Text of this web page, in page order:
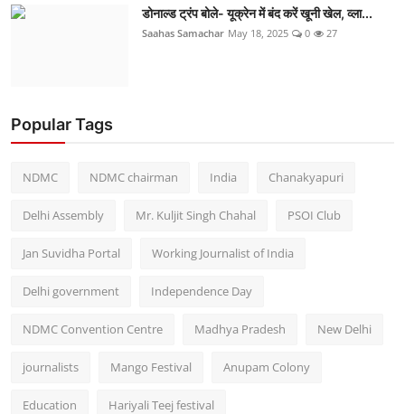
डोनाल्ड ट्रंप बोले- यूक्रेन में बंद करें खूनी खेल, व्ला...
Saahas Samachar May 18, 2025 0 27
Popular Tags
NDMC NDMC chairman India Chanakyapuri
Delhi Assembly Mr. Kuljit Singh Chahal PSOI Club
Jan Suvidha Portal Working Journalist of India
Delhi government Independence Day
NDMC Convention Centre Madhya Pradesh New Delhi
journalists Mango Festival Anupam Colony
Education Hariyali Teej festival